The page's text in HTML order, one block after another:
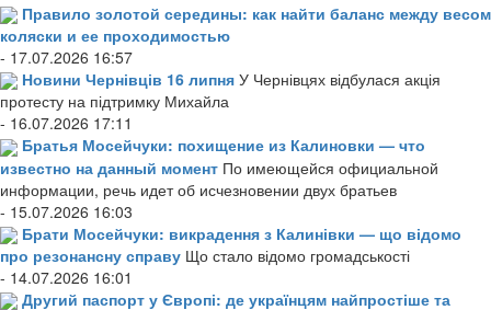
Правило золотой середины: как найти баланс между весом
коляски и ее проходимостью
- 17.07.2026 16:57
Новини Чернівців 16 липня У Чернівцях відбулася акція
протесту на підтримку Михайла
- 16.07.2026 17:11
Братья Мосейчуки: похищение из Калиновки — что
известно на данный момент По имеющейся официальной
информации, речь идет об исчезновении двух братьев
- 15.07.2026 16:03
Брати Мосейчуки: викрадення з Калинівки — що відомо
про резонансну справу Що стало відомо громадськості
- 14.07.2026 16:01
Другий паспорт у Європі: де українцям найпростіше та